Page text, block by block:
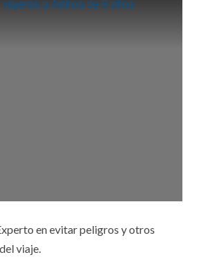
a Ainhoa de 8 años
en evitar peligros y otros
viaje.